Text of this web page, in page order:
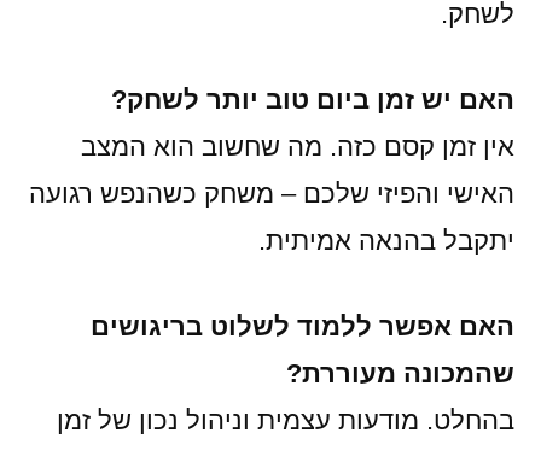
לשחק.
האם יש זמן ביום טוב יותר לשחק?
אין זמן קסם כזה. מה שחשוב הוא המצב
האישי והפיזי שלכם – משחק כשהנפש רגועה
יתקבל בהנאה אמיתית.
האם אפשר ללמוד לשלוט בריגושים
שהמכונה מעוררת?
בהחלט. מודעות עצמית וניהול נכון של זמן